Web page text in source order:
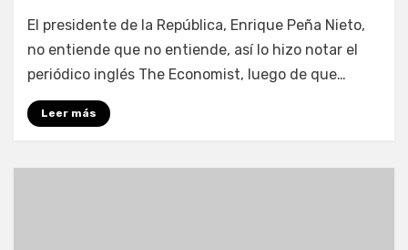
Enrique
El presidente de la República, Enrique Peña Nieto,
no entiende que no entiende, así lo hizo notar el
periódico inglés The Economist, luego de que…
Leer más